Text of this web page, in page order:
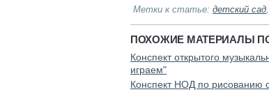
Метки к статье: детский сад,
ПОХОЖИЕ МАТЕРИАЛЫ
Конспект открытого
играем"
Конспект НОД по рисованию